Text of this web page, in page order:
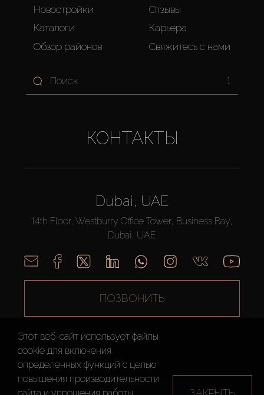
Новостройки
Каталоги
Обзор районов
Отзывы
Карьера
Свяжитесь с нами
1
КОНТАКТЫ
Dubai, UAE
14th Floor, Westburry Office Tower, Business Bay,
Dubai, UAE
ПОЗВОНИТЬ
AX CAPITAL ©2026 Все Права Защищены
Этот веб-сайт использует файлы
cookie для включения
определенных функций c целью
повышения производительности